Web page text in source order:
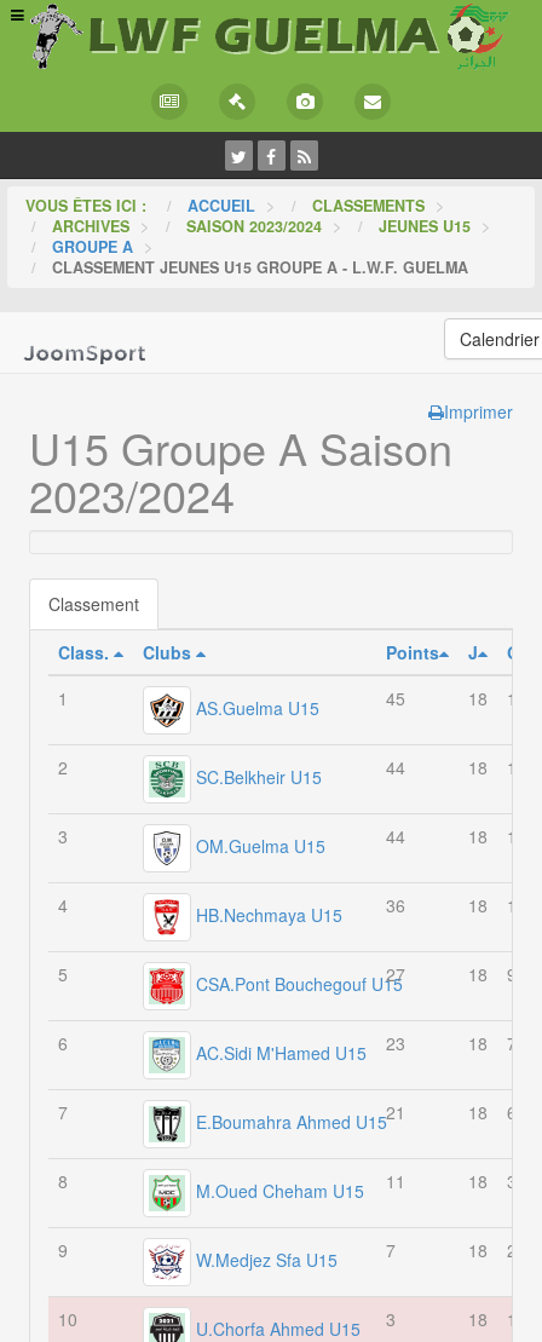
VOUS ÊTES ICI : ACCUEIL > CLASSEMENTS >
ARCHIVES > SAISON 2023/2024 > JEUNES U15 >
GROUPE A >
CLASSEMENT JEUNES U15 GROUPE A - L.W.F. GUELMA
Calendrier
Imprimer
U15 Groupe A Saison
2023/2024
Classement
Class.
Clubs Points J
G
1
AS.Guelma U15 45 18 14
2 SC.Belkheir U15 44 18 14
3 OM.Guelma U15 44 18 14
4 HB.Nechmaya U15 36 18 12
5 CSA.Pont Bouchegouf U15
27 18 9
6 AC.Sidi M'Hamed U15 23 18 7
7 E.Boumahra Ahmed U1521 18 6
8 M.Oued Cheham U15 11 18 3
9 W.Medjez Sfa U15 7 18 2
10 U.Chorfa Ahmed U15 3 18 1